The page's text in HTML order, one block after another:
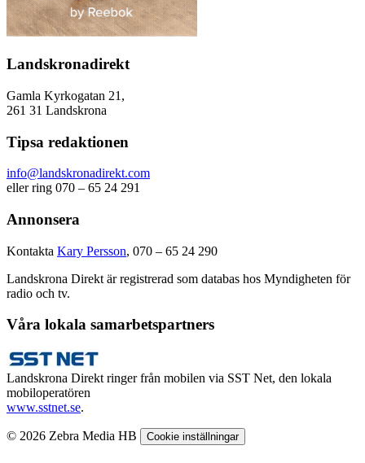
Landskronadirekt
Gamla Kyrkogatan 21,
261 31 Landskrona
Tipsa redaktionen
info@landskronadirekt.com
eller ring 070 – 65 24 291
Annonsera
Kontakta Kary Persson, 070 – 65 24 290
Landskrona Direkt är registrerad som databas hos Myndigheten för
radio och tv.
Våra lokala samarbetspartners
Landskrona Direkt ringer från mobilen via SST Net, den lokala
mobiloperatören
www.sstnet.se.
© 2026 Zebra Media HB Cookie inställningar